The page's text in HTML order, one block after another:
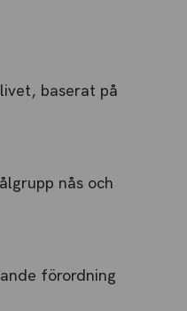
baserat på
nås och
förordning